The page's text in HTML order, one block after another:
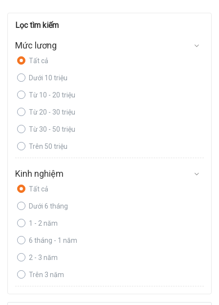
Lọc tìm kiếm
Mức lương
Tất cả
Dưới 10 triệu
Từ 10 - 20 triệu
Từ 20 - 30 triệu
Từ 30 - 50 triệu
Trên 50 triệu
Kinh nghiệm
Tất cả
Dưới 6 tháng
1 - 2 năm
6 tháng - 1 năm
2 - 3 năm
Trên 3 năm